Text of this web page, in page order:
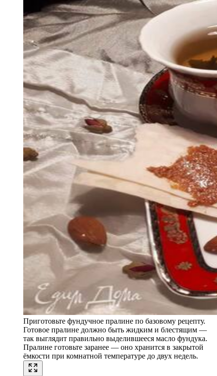
Приготовьте фундучное пралине по базовому рецепту.
Готовое пралине должно быть жидким и блестящим —
так выглядит правильно выделившееся масло фундука.
Пралине готовьте заранее — оно хранится в закрытой
ёмкости при комнатной температуре до двух недель.